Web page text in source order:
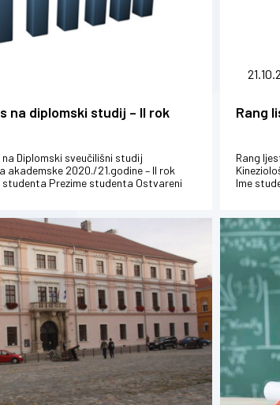
na diplomski studij – II rok
Diplomski sveučilišni studij
akademske 2020./21.godine – II rok
studenta Prezime studenta Ostvareni
Rang
Rang
Ime